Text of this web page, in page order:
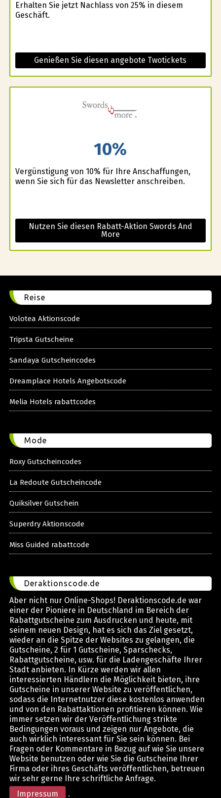
Erhalten Sie jetzt Nachlass von 25% in diesem
Geschäft.
Genießen Sie diesen angebote Twotickets
10%
Vergünstigung von 10% für Ihre Anschaffungen,
wenn Sie sich für das Newsletter anschreiben.
Nutzen Sie diesen Rabatt-Aktion Swords And
More
Reise
Volotea Aktionscode
Tripsta Gutscheine
Sandaya Gutscheincodes
Dreamplace Hotels Angebotscode
Melia Hotels rabattcodes
Mode
Roxy Gutscheincodes
La Redoute Gutscheincode
Quiksilver Gutschein
Superdry Aktionscode
Miss Guided rabattcode
Deraktionscode.de
Aber nicht nur Online-Shops! Deraktionscode.de war
einer der Pioniere in Deutschland im Bereich der
Rabattgutscheine zum Ausdrucken und heute, mit
seinem neuen Design, hat es sich das Ziel gesetzt,
wieder an die Spitze der Websites zu gelangen, die
Gutscheine, 2 für 1 Gutscheine, Sparschecks,
Rabattgutscheine, usw. für die Ladengeschäfte Ihrer
Stadt anbieten. In Kürze werden wir allen
interessierten Händlern die Möglichkeit bieten, ihre
Gutscheine in unserer Website zu veröffentlichen,
sodass die Internetnutzer diese kostenlos anwenden
und von den Rabattaktionen profitieren können. Wie
immer setzen wir der Veröffentlichung strikte
Bedingungen voraus und zeigen nur Angebote, die
auch wirklich interessant für Sie sein können. Bei
Fragen oder Kommentare in Bezug auf wie Sie unsere
Website benutzen oder wie Sie die Gutscheine Ihrer
Firma oder ihres Geschäfts veröffentlichen, betreuen
wir sehr gerne Ihre schriftliche Anfrage.
Impressum
.